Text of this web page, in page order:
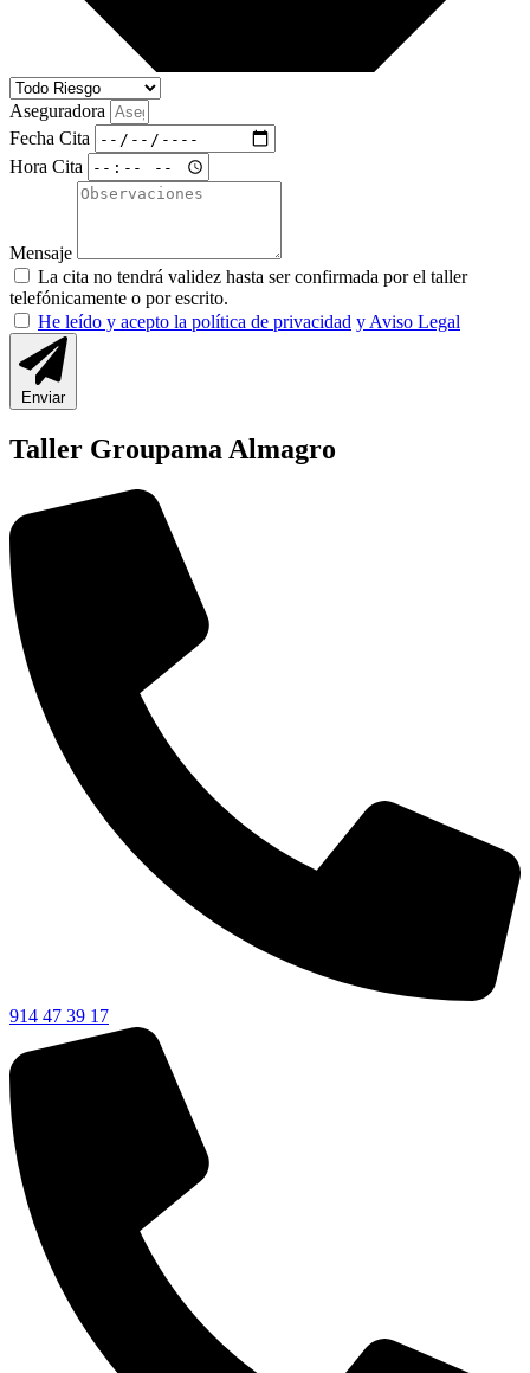
Aseguradora
Fecha Cita
Hora Cita
Mensaje
La cita no tendrá validez hasta ser confirmada por el taller
telefónicamente o por escrito.
He leído y acepto la política de privacidad y Aviso Legal
Enviar
Taller Groupama Almagro
914 47 39 17